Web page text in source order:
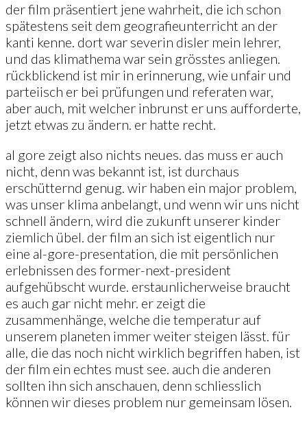
der film präsentiert jene wahrheit, die ich schon
spätestens seit dem geografieunterricht an der
kanti kenne. dort war severin disler mein lehrer,
und das klimathema war sein grösstes anliegen.
rückblickend ist mir in erinnerung, wie unfair und
parteiisch er bei prüfungen und referaten war,
aber auch, mit welcher inbrunst er uns aufforderte,
jetzt etwas zu ändern. er hatte recht.
al gore zeigt also nichts neues. das muss er auch
nicht, denn was bekannt ist, ist durchaus
erschütternd genug. wir haben ein major problem,
was unser klima anbelangt, und wenn wir uns nicht
schnell ändern, wird die zukunft unserer kinder
ziemlich übel. der film an sich ist eigentlich nur
eine al-gore-presentation, die mit persönlichen
erlebnissen des former-next-president
aufgehübscht wurde. erstaunlicherweise braucht
es auch gar nicht mehr. er zeigt die
zusammenhänge, welche die temperatur auf
unserem planeten immer weiter steigen lässt. für
alle, die das noch nicht wirklich begriffen haben, ist
der film ein echtes must see. auch die anderen
sollten ihn sich anschauen, denn schliesslich
können wir dieses problem nur gemeinsam lösen.